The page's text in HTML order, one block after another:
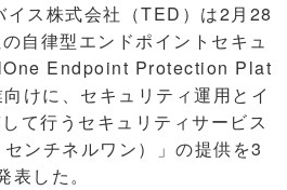
イス株式会社（TED）は2月28
自律型エンドポイントセキュ
Endpoint Protection Plat
けに、セキュリティ運用とイ
て行うセキュリティサービス
センチネルワン）」の提供を3
した。